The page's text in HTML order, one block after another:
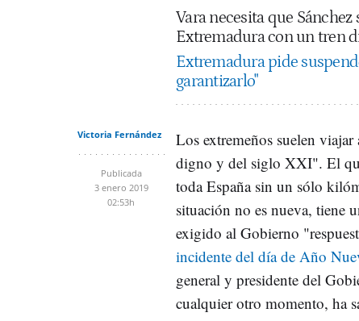
Vara necesita que
Extremadura con un tren
Extremadura pide
garantizarlo"
Victoria Fernández
Publicada
3 enero 2019
02:53h
Los extremeños suelen
digno y del siglo XXI". El
toda España sin un sólo
situación no es nueva, tiene
exigido al Gobierno
incidente del día de Año
general y presidente del
cualquier otro momento, ha